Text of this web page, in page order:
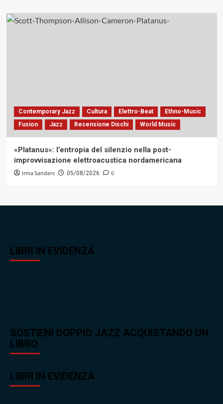
Contemporary Jazz Cultura Elettro-Beat
Ethno-Music
Fusion
Jazz Recensione Dischi World Music
«Platanus»: l’entropia del silenzio nella post-
improvvisazione elettroacustica nordamericana
Irma Sanders 05/08/2026 0
LIBRI IN EVIDENZA
SOSTIENI DOPPIO JAZZ ACQUISTANDO UN
LIBRO
LIBRI IN EVIDENZA